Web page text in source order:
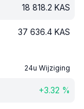
18 818.2 KAS
37 636.4 KAS
24u Wijziging
+3.32 %